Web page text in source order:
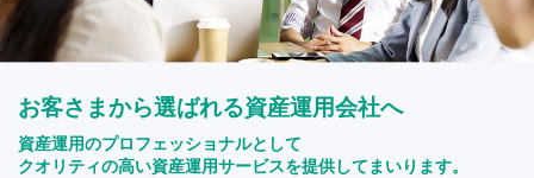
お客さまから選ばれる資産運用会社へ
資産運用のプロフェッショナルとして
クオリティの高い資産運用サービスを提供してまいります。